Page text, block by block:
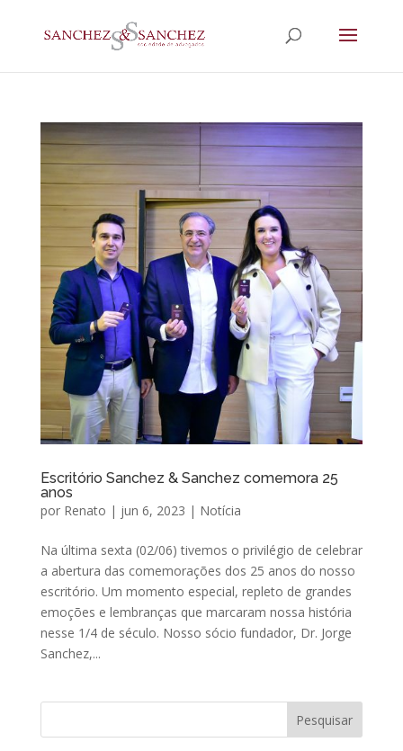
Escritório Sanchez & Sanchez comemora 25
anos
por Renato | jun 6, 2023 | Notícia
Na última sexta (02/06) tivemos o privilégio de celebrar
a abertura das comemorações dos 25 anos do nosso
escritório. Um momento especial, repleto de grandes
emoções e lembranças que marcaram nossa história
nesse 1/4 de século. Nosso sócio fundador, Dr. Jorge
Sanchez,...